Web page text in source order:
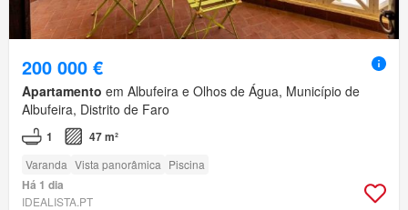
200 000 €
Apartamento em Albufeira e Olhos de Água, Município de
Albufeira, Distrito de Faro
1 47 m²
Varanda Vista panorâmica Piscina
Há 1 dia
IDEALISTA.PT